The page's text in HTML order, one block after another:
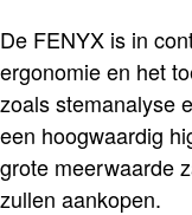
De FENYX is in
ergonomie en het
zoals stemanalyse
een hoogwaardig
grote meerwaarde
zullen aankopen.